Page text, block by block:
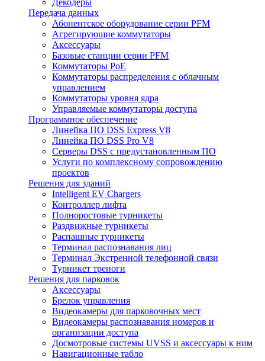
Декодеры
Передача данных
Абонентское оборудование серии PFM
Агрегирующие коммутаторы
Аксессуары
Базовые станции серии PFM
Коммутаторы PoE
Коммутаторы распределения с облачным
управлением
Коммутаторы уровня ядра
Управляемые коммутаторы доступа
Программное обеспечение
Линейка ПО DSS Express V8
Линейка ПО DSS Pro V8
Серверы DSS с предустановленным ПО
Услуги по комплексному сопровождению
проектов
Решения для зданий
Intelligent EV Chargers
Контроллер лифта
Полноростовые турникеты
Раздвижные турникеты
Распашные турникеты
Терминал распознавания лиц
Терминал Экстренной телефонной связи
Турникет треноги
Решения для парковок
Аксессуары
Брелок управления
Видеокамеры для парковочных мест
Видеокамеры распознавания номеров и
организации доступа
Досмотровые системы UVSS и аксессуары к ним
Навигационные табло